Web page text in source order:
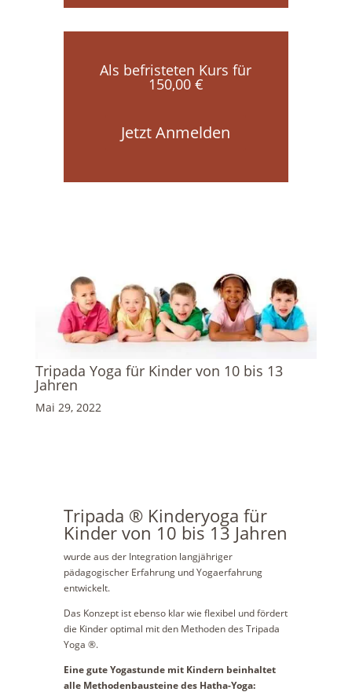
Als befristeten Kurs für
150,00 €
Jetzt Anmelden
Tripada Yoga für Kinder von 10 bis 13
Jahren
Mai 29, 2022
Tripada ® Kinderyoga für
Kinder von 10 bis 13 Jahren
wurde aus der Integration langjähriger
pädagogischer Erfahrung und Yogaerfahrung
entwickelt.
Das Konzept ist ebenso klar wie flexibel und fördert
die Kinder optimal mit den Methoden des Tripada
Yoga ®.
Eine gute Yogastunde mit Kindern beinhaltet
alle Methodenbausteine des Hatha-Yoga: